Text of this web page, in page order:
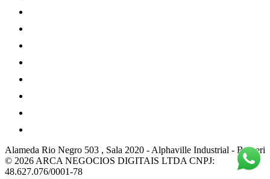
Alameda Rio Negro 503 , Sala 2020 - Alphaville Industrial - Barueri
© 2026 ARCA NEGOCIOS DIGITAIS LTDA CNPJ:
48.627.076/0001-78